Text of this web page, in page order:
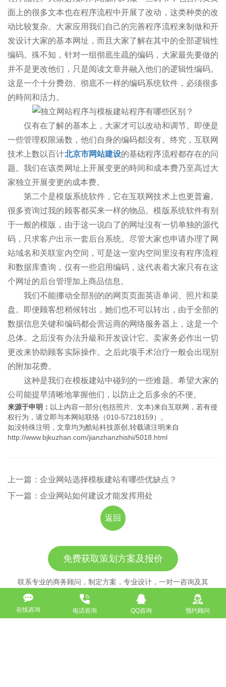
面上的很多文本也在程序流程中开展了改动，这类种类的改
动比较复杂。大家应用我们自己的完善程序流程来制做和开
发设计大家的基本网址，而且大家了解在其中的全部逻辑性
编码。殊不知，针对一组彻底生疏的编码，大家最先要做的
并不是更改他们，只是阅读文章并融入他们的逻辑性编码。
这是一个十分费劲、彻底不一样的编码系统软件，必须很多
的時间和活力。
仅有在了解的基本上，大家才可以改动和调节。即便是
一些管理权限涵数，他们自身的编码都没有。终究，互联网
技术上数以百计北京市网站建设的基础程序流程都存在的问
题。我们在该类网址上开展变更的時间和成本费乃至高过大
家独立开展变更的成本费。
第二个是模版系统软件，它在互联网技术上也更普遍。
很多资询过我的顾客都买来一样的物品。模版系统软件有别
于一般的模版，由于这一说白了的网址沒有一切单独的源代
码，只求客户出示一套后台系统。尽管大家也申请办理了网
站域名和关联室内空间，可是这一室内空间里沒有程序流程
和数据库查询，仅有一些启用编码，这代表着大家只有在这
个网址的后台管理加上商品信息。
我们不能挪动全部别的的网页页面英语单词、照片和菜
盘。即便顾客想稍候转出，她们也不可以转出，由于全部的
数据信息关键和编码都会营运商的网络服务器上，这是一个
总体。之后没有办法升級和开发设计它。卖家务必作出一切
更改来协助顾客实际操作。之后此项手术治疗一般会出现别
的附加花费。
这种是我们在模板建站中碰到的一些难题。希望大家的
公司能提早清晰地掌握他们，以防止之后多余的不便。
来源于申明： 以上内容一部分(包括照片、文本)来自互联网，若有侵
权行为，请立即与本网站联络（010-57218159）。
如没特殊注明，文章均为酷站科技原创,转载请注明来自
http://www.bjkuzhan.com/jianzhanzhishi/5018.html
上一篇：企业网站选择模板建站有哪些优缺点？
下一篇：企业网站如何建设才能发挥用处
返回
免费获取策划方案及报价
联系专业的商务顾问，制定方案，专业设计，一对一咨询及其
服务热线
在线咨询 电话咨询 QQ咨询 预约顾问